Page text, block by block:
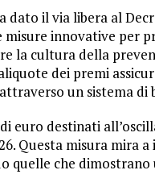
dato il via libera al
innovative per
la cultura della
dei premi
un sistema
euro destinati
Questa misura mira a
che dimostrano